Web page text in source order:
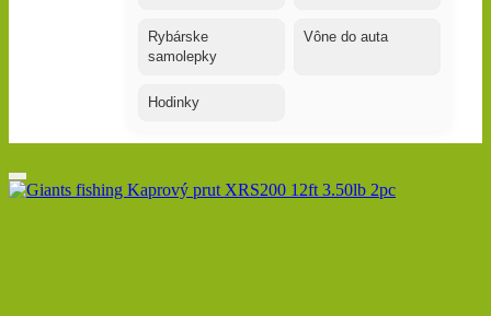
Rybárske
samolepky
Vône do auta
Hodinky